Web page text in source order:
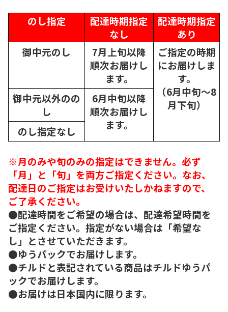
のし指定
配達時期指定
なし
配達時期指定
あり
御中元のし
7月上旬以降
順次お届けし
ます。
ご指定の時期
にお届けしま
す。
（6月中旬～8
月下旬）
御中元以外のの
し
6月中旬以降
順次お届けし
ます。
のし指定なし
※月のみや旬のみの指定はできません。必ず
「月」と「旬」を両方ご指定ください。なお、
配達日のご指定はお受けいたしかねますので、
ご了承ください。
●配達時間をご希望の場合は、配達希望時間を
ご指定ください。指定がない場合は「希望な
し」とさせていただきます。
●ゆうパックでお届けします。
●チルドと表記されている商品はチルドゆうパ
ックでお届けします。
●お届けは日本国内に限ります。